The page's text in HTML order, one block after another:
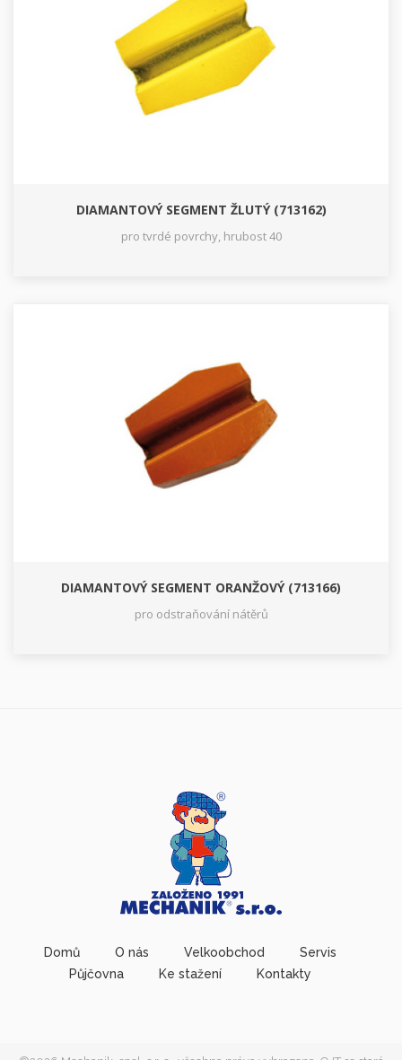
DIAMANTOVÝ SEGMENT ŽLUTÝ (713162)
pro tvrdé povrchy, hrubost 40
DIAMANTOVÝ SEGMENT ORANŽOVÝ (713166)
pro odstraňování nátěrů
Domů O nás Velkoobchod
Servis
Půjčovna
Ke stažení Kontakty